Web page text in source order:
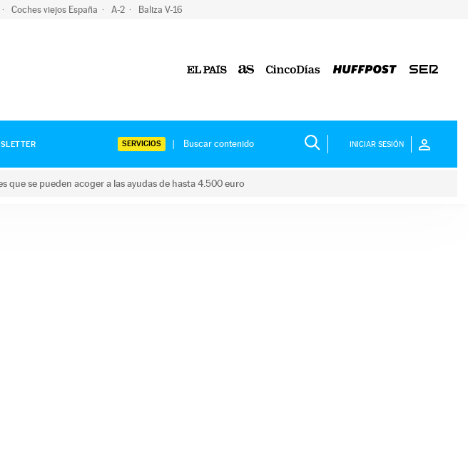
Coches viejos España A-2 Baliza V-16
SERVICIOS INICIAR SESIÓN
se pueden acoger a las ayudas de hasta 4.500 euro